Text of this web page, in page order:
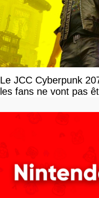
Le JCC Cyberpunk
les fans ne vont pas